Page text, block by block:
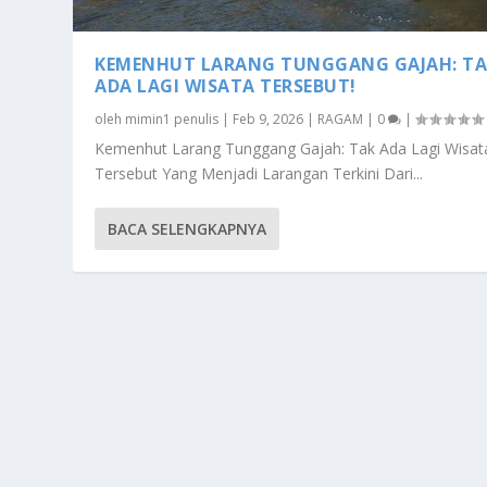
KEMENHUT LARANG TUNGGANG GAJAH:
ADA LAGI WISATA TERSEBUT!
oleh mimin1 penulis | Feb 9, 2026 | RAGAM | 0 |
Kemenhut Larang Tunggang Gajah: Tak Ada Lagi
Tersebut Yang Menjadi Larangan Terkini Dari...
BACA SELENGKAPNYA